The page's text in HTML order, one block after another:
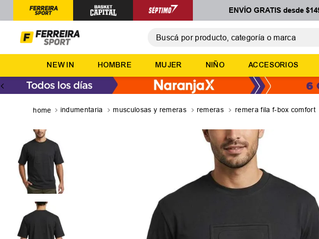
ENVÍO GRATIS desde
NEW IN HOMBRE MUJER NIÑO ACCESORIOS
indumentaria musculosas y remeras remeras remera fila f-box comfort
TÉRMINOS MÁS BUSCADOS
2
zapatillas
3.
basquet
5. zapatillas adidas